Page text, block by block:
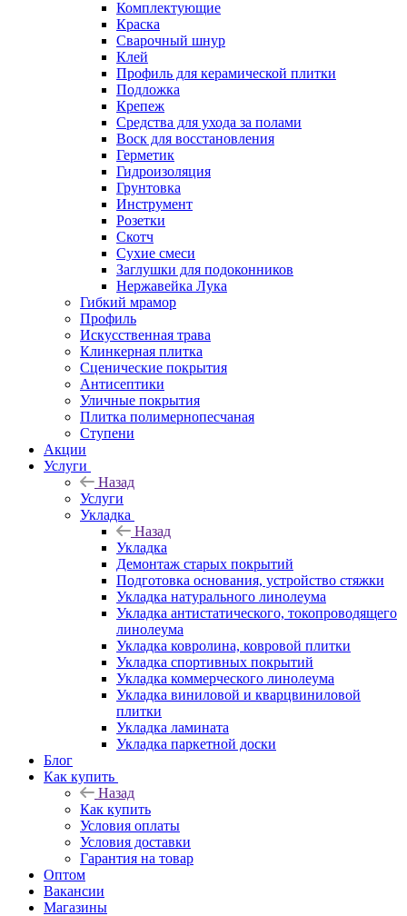
Комплектующие
Краска
Сварочный шнур
Клей
Профиль для керамической плитки
Подложка
Крепеж
Средства для ухода за полами
Воск для восстановления
Герметик
Гидроизоляция
Грунтовка
Инструмент
Розетки
Скотч
Сухие смеси
Заглушки для подоконников
Нержавейка Лука
Гибкий мрамор
Профиль
Искусственная трава
Клинкерная плитка
Сценические покрытия
Антисептики
Уличные покрытия
Плитка полимернопесчаная
Ступени
Акции
Услуги
Назад
Услуги
Укладка
Назад
Укладка
Демонтаж старых покрытий
Подготовка основания, устройство стяжки
Укладка натурального линолеума
Укладка антистатического, токопроводящего
линолеума
Укладка ковролина, ковровой плитки
Укладка спортивных покрытий
Укладка коммерческого линолеума
Укладка виниловой и кварцвиниловой
плитки
Укладка ламината
Укладка паркетной доски
Блог
Как купить
Назад
Как купить
Условия оплаты
Условия доставки
Гарантия на товар
Оптом
Вакансии
Магазины